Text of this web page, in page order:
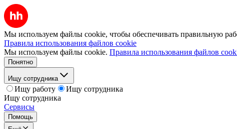
Мы используем файлы cookie, чтобы обеспечивать правильную
Правила использования файлов cookie
Мы используем файлы cookie. Правила использования файлов
Понятно
Ищу сотрудника
Ищу работу
Ищу сотрудника
Ищу сотрудника
Сервисы
Помощь